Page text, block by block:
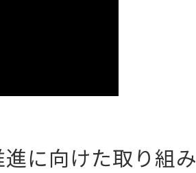
に向けた取り組み